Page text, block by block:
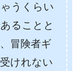
うくらい
ることと
冒険者ギ
けれない